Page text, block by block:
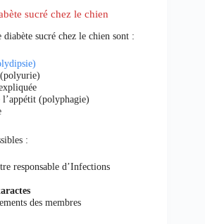
sucré chez le chien
sucré chez le chien sont :
(polyphagie)
:
responsable d’Infections
des membres